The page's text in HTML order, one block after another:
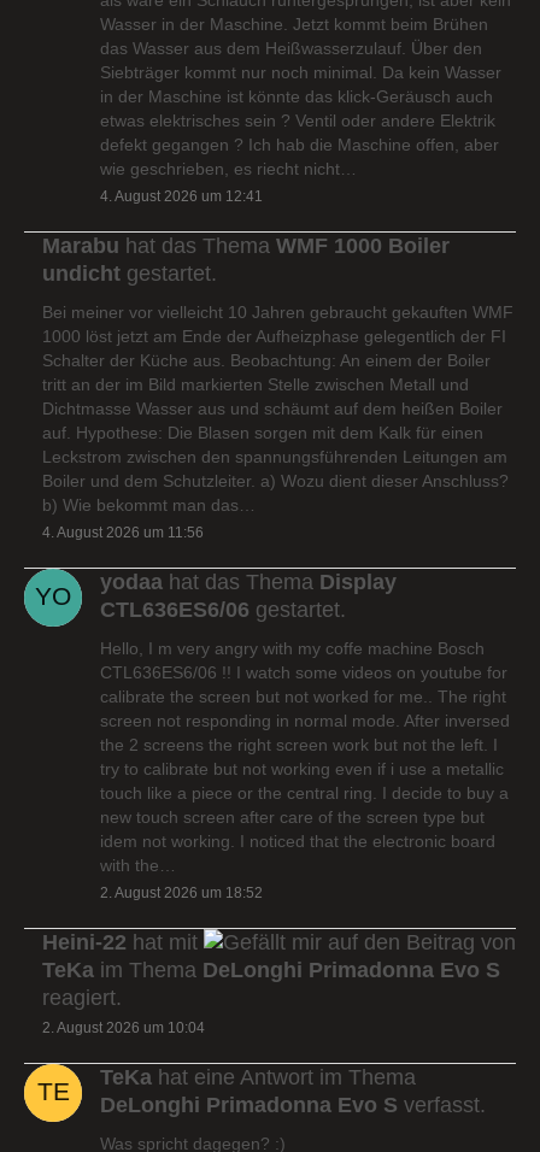
Wasser in der Maschine. Jetzt kommt beim Brühen
das Wasser aus dem Heißwasserzulauf. Über den
Siebträger kommt nur noch minimal. Da kein Wasser
in der Maschine ist könnte das klick-Geräusch auch
etwas elektrisches sein ? Ventil oder andere Elektrik
defekt gegangen ? Ich hab die Maschine offen, aber
wie geschrieben, es riecht nicht…
4. August 2026 um 12:41
Marabu hat das Thema WMF 1000 Boiler
undicht gestartet.
Bei meiner vor vielleicht 10 Jahren gebraucht gekauften WMF
1000 löst jetzt am Ende der Aufheizphase gelegentlich der FI
Schalter der Küche aus. Beobachtung: An einem der Boiler
tritt an der im Bild markierten Stelle zwischen Metall und
Dichtmasse Wasser aus und schäumt auf dem heißen Boiler
auf. Hypothese: Die Blasen sorgen mit dem Kalk für einen
Leckstrom zwischen den spannungsführenden Leitungen am
Boiler und dem Schutzleiter. a) Wozu dient dieser Anschluss?
b) Wie bekommt man das…
4. August 2026 um 11:56
yodaa hat das Thema Display
CTL636ES6/06 gestartet.
Hello, I m very angry with my coffe machine Bosch
CTL636ES6/06 !! I watch some videos on youtube for
calibrate the screen but not worked for me.. The right
screen not responding in normal mode. After inversed
the 2 screens the right screen work but not the left. I
try to calibrate but not working even if i use a metallic
touch like a piece or the central ring. I decide to buy a
new touch screen after care of the screen type but
idem not working. I noticed that the electronic board
with the…
2. August 2026 um 18:52
Heini-22 hat mit
auf den Beitrag von
TeKa im Thema DeLonghi Primadonna Evo S
reagiert.
2. August 2026 um 10:04
TeKa hat eine Antwort im Thema
DeLonghi Primadonna Evo S verfasst.
Was spricht dagegen? :)